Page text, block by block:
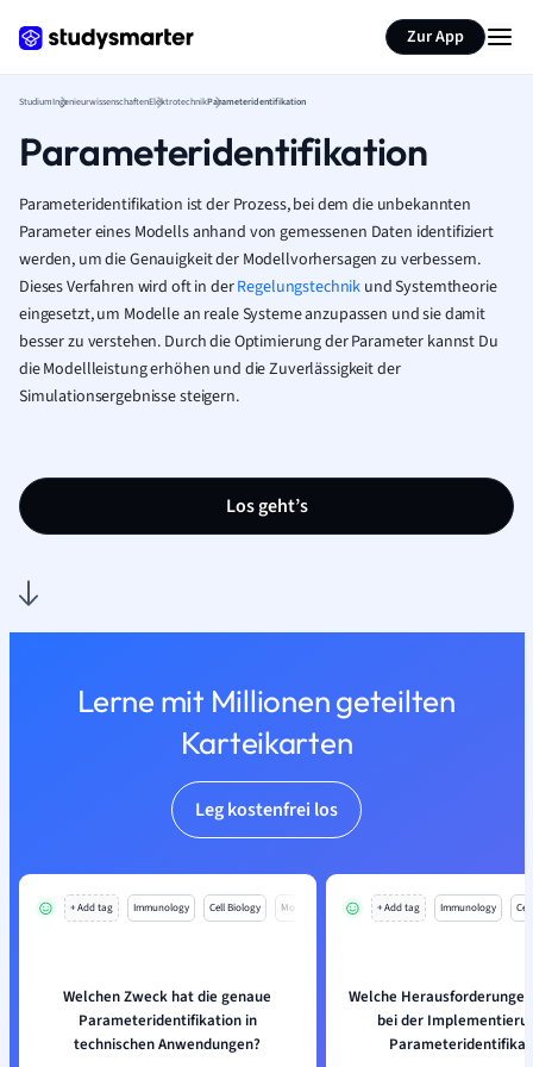
Zur App
StudiumIngenieurwissenschaftenElektrotechnikParameteridentifikation
Parameteridentifikation
Parameteridentifikation ist der Prozess, bei dem die unbekannten
Parameter eines Modells anhand von gemessenen Daten identifiziert
werden, um die Genauigkeit der Modellvorhersagen zu verbessern.
Dieses Verfahren wird oft in derRegelungstechnik und Systemtheorie
eingesetzt, um Modelle an reale Systeme anzupassen und sie damit
besser zu verstehen. Durch die Optimierung der Parameter kannst Du
die Modellleistung erhöhen und die Zuverlässigkeit der
Simulationsergebnisse steigern.
Los geht’s
Lerne mit Millionen geteilten
Karteikarten
Leg kostenfrei los
+ Add tag Immunology Cell Biology Mo
Welchen Zweck hat die genaue
Parameteridentifikation in
technischen Anwendungen?
+ Add tag Immunology
Welche
bei der